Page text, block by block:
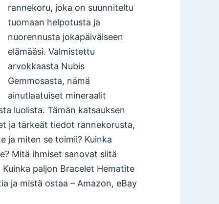
rannekoru, joka on suunniteltu
tuomaan helpotusta ja
nuorennusta jokapäiväiseen
elämääsi. Valmistettu
arvokkaasta Nubis
Gemmosasta, nämä
ainutlaatuiset mineraalit
luolista. Tämän katsauksen
ja tärkeät tiedot rannekorusta,
ja miten se toimii? Kuinka
Mitä ihmiset sanovat siitä
paljon Bracelet Hematite
ja mistä ostaa – Amazon, eBay